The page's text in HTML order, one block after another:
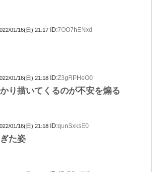
01/16(日) 21:17 ID:7OO7hENxd
01/16(日) 21:18 ID:Z3gRPHeO0
り描いてくるのが不安を煽る
01/16(日) 21:18 ID:qunSxksE0
た姿